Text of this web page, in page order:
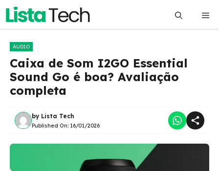
Pular
o
ÁUDIO
Caixa de Som I2GO Essential
Sound Go é boa? Avaliação
completa
by Lista Tech
Published On: 16/01/2026